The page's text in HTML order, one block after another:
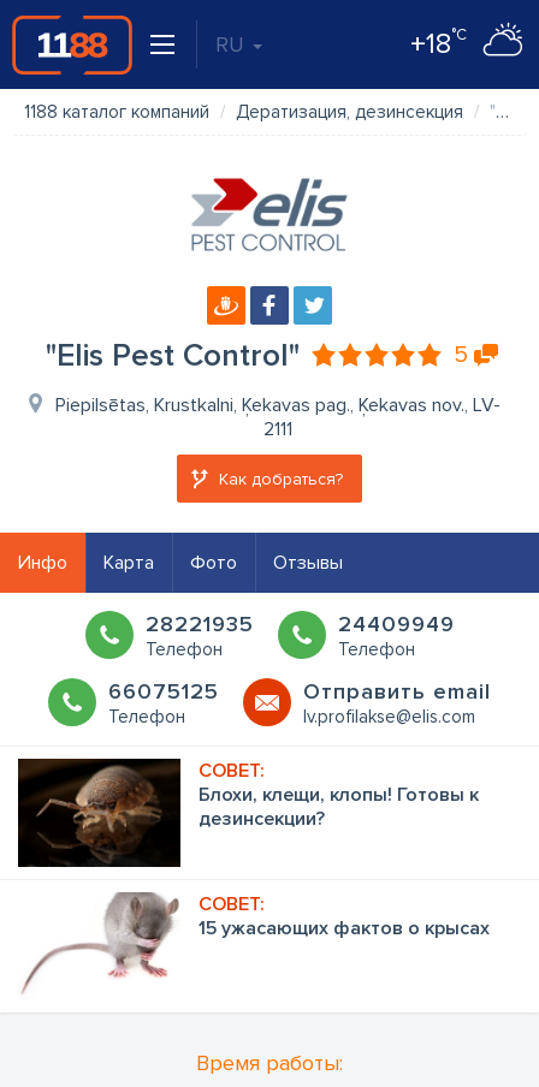
RU +18°C
1188 каталог компаний Дератизация, дезинсекция "Elis Pest Control"
"Elis Pest Control" 5
Piepilsētas, Krustkalni, Ķekavas pag., Ķekavas nov., LV-
2111
Как добраться?
Инфо Карта Фото Отзывы
28221935
Телефон
24409949
Телефон
66075125
Телефон
Oтправить email
lv.profilakse@elis.com
Блохи, клещи, клопы! Готовы к
дезинсекции?
15 ужасающих фактов о крысах
Время работы: